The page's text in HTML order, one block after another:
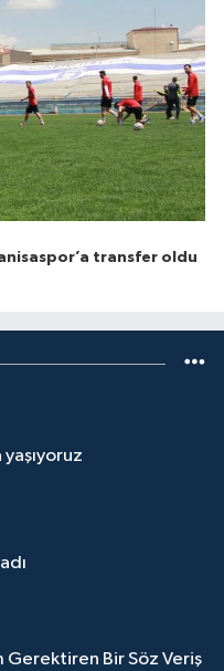
transfer oldu
Gerektiren Bir Söz Veriş